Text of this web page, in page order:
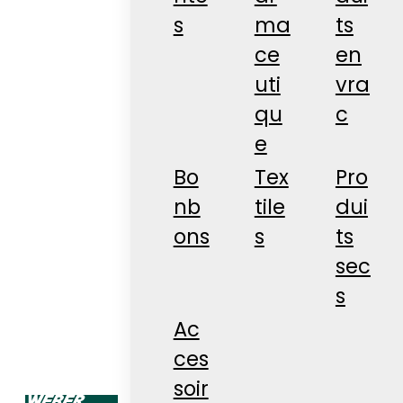
s
ma
ce
uti
qu
e
ts
en
vra
c
Bo
nb
ons
Tex
tile
s
Pro
dui
ts
sec
s
Ac
ces
soir